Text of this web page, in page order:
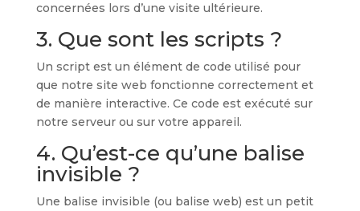
concernées lors d’une visite ultérieure.
3. Que sont les scripts ?
Un script est un élément de code utilisé pour
que notre site web fonctionne correctement et
de manière interactive. Ce code est exécuté sur
notre serveur ou sur votre appareil.
4. Qu’est-ce qu’une balise
invisible ?
Une balise invisible (ou balise web) est un petit